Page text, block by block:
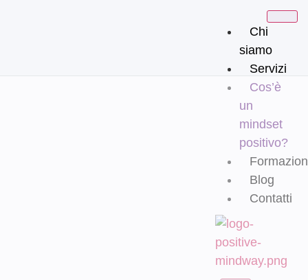
Chi
siamo
Servizi
Cos’è
un
mindset
positivo?
Blog
Contatti